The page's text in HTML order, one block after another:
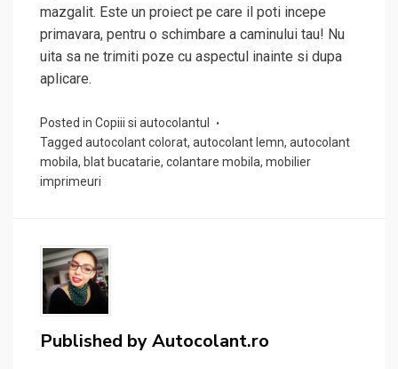
mazgalit. Este un proiect pe care il poti incepe
primavara, pentru o schimbare a caminului tau! Nu
uita sa ne trimiti poze cu aspectul inainte si dupa
aplicare.
Posted in Copiii si autocolantul
Tagged autocolant colorat, autocolant lemn, autocolant
mobila, blat bucatarie, colantare mobila, mobilier
imprimeuri
Published byAutocolant.ro